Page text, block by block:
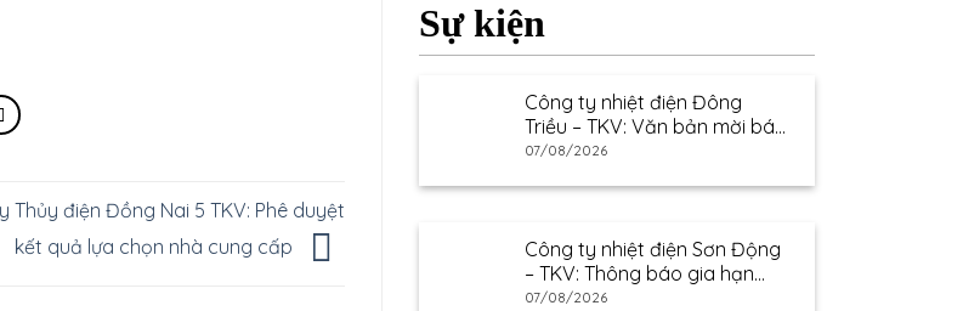
Thủy điện Đồng Nai 5 TKV: Phê duyệt
kết quả lựa chọn nhà cung cấp
Sự kiện
Công ty nhiệt điện Đông
Triều – TKV: Văn bản mời báo
giá
07/08/2026
Công ty nhiệt điện Sơn Động
– TKV: Thông báo gia hạn
thư mời báo giá
07/08/2026